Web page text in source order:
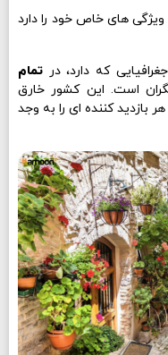
ویژگی های خاص خود را دارد
که دارد، در تمام
است. این کشور خارق
بازدید کننده ای را به وجد